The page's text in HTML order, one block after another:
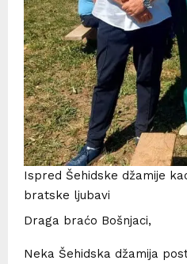
Ispred Šehidske džamije
bratske ljubavi
Draga braćo Bošnjaci,
Neka Šehidska džamija